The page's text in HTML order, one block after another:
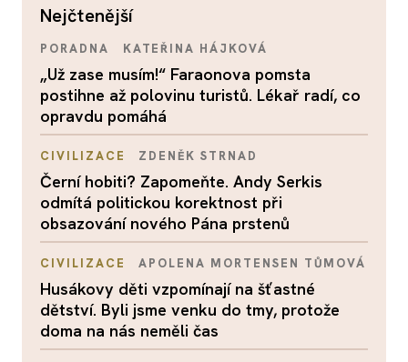
nejčtenější
PORADNA KATEŘINA HÁJKOVÁ
„Už zase musím!“ Faraonova pomsta
postihne až polovinu turistů. Lékař radí, co
opravdu pomáhá
CIVILIZACE ZDENĚK STRNAD
Černí hobiti? Zapomeňte. Andy Serkis
odmítá politickou korektnost při
obsazování nového Pána prstenů
CIVILIZACE APOLENA MORTENSEN TŮMOVÁ
Husákovy děti vzpomínají na šťastné
dětství. Byli jsme venku do tmy, protože
doma na nás neměli čas